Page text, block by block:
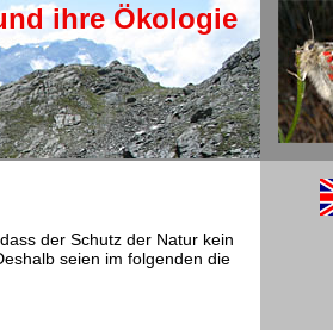
ihre Ökologie
der Schutz der Natur kein
seien im folgenden die